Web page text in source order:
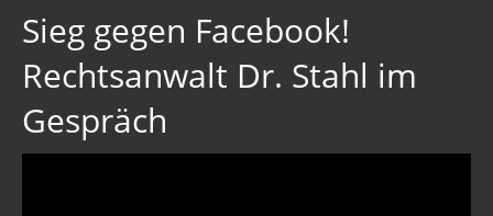
Sieg gegen Facebook!
Rechtsanwalt Dr. Stahl im
Gespräch